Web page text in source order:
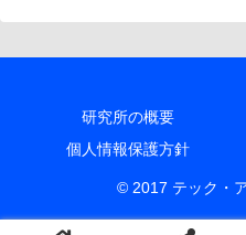
研究所の概要
個人情報保護方針
© 2017 テック・